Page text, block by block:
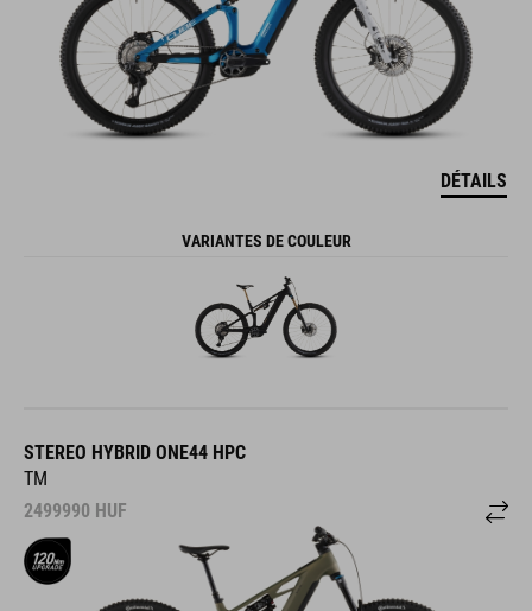
DÉTAILS
VARIANTES DE COULEUR
STEREO HYBRID ONE44 HPC
TM
2499990 HUF